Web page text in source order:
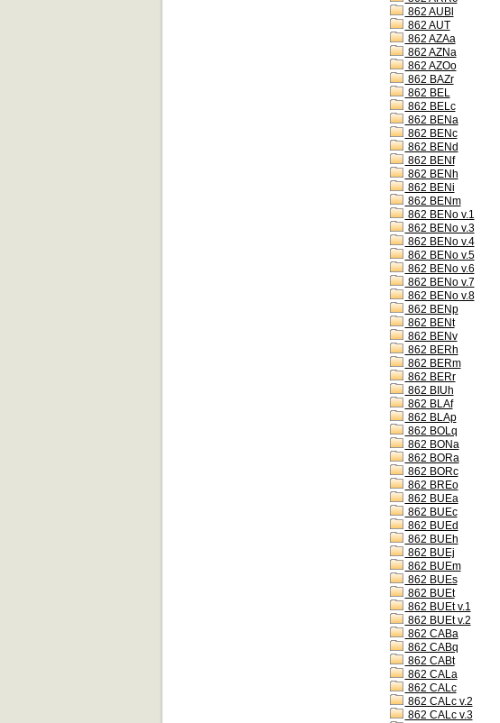
862 AUBl
862 AUT
862 AZAa
862 AZNa
862 AZOo
862 BAZr
862 BEL
862 BELc
862 BENa
862 BENc
862 BENd
862 BENf
862 BENh
862 BENi
862 BENm
862 BENo v.1
862 BENo v.3
862 BENo v.4
862 BENo v.5
862 BENo v.6
862 BENo v.7
862 BENo v.8
862 BENp
862 BENt
862 BENv
862 BERh
862 BERm
862 BERr
862 BIUh
862 BLAf
862 BLAp
862 BOLq
862 BONa
862 BORa
862 BORc
862 BREo
862 BUEa
862 BUEc
862 BUEd
862 BUEh
862 BUEj
862 BUEm
862 BUEs
862 BUEt
862 BUEt v.1
862 BUEt v.2
862 CABa
862 CABq
862 CABt
862 CALa
862 CALc
862 CALc v.2
862 CALc v.3